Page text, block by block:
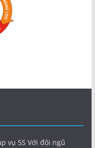
vụ 5S Với đội ngũ